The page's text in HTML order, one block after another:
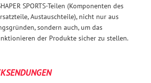
SPORTS-Teilen (Komponenten des
Austauschteile), nicht nur aus
sondern auch, um das
der Produkte sicher zu stellen.